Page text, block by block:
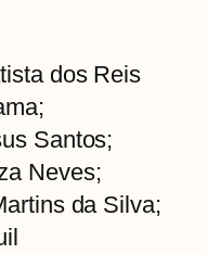
dos Reis
Santos;
Neves;
da Silva;